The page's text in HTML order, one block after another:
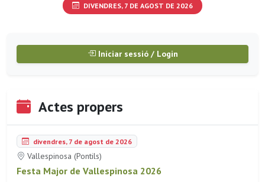
DIVENDRES, 7 DE AGOST DE 2026
Iniciar sessió / Login
Actes propers
divendres, 7 de agost de 2026
Vallespinosa (Pontils)
Festa Major de Vallespinosa 2026